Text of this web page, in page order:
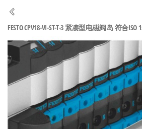
电
驱
工
控
技
术-
广
泛
的
NORGREN、
品牌气动
元件，超
过88万种
工业自动
化零部
件，正品
国快速发
货。
FESTO CPV18-VI-ST-T-3 紧凑型电磁阀岛 符合ISO